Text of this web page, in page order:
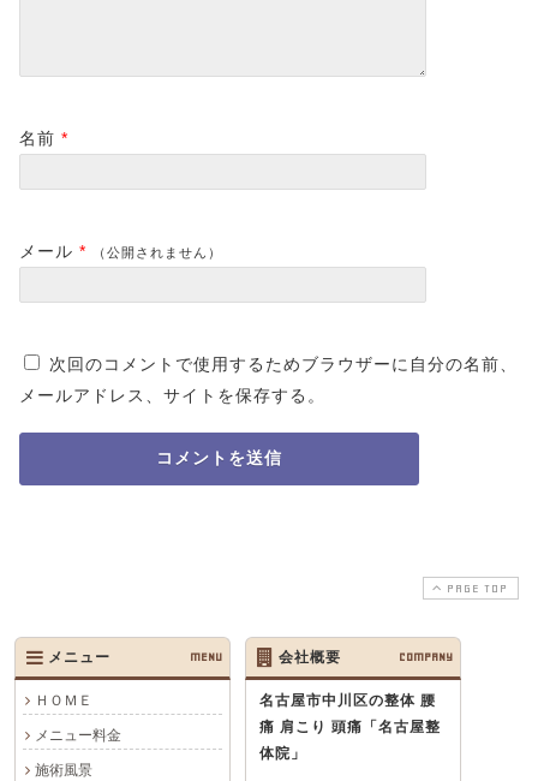
名前 *
メール * （公開されません）
次回のコメントで使用するためブラウザーに自分の名前、
メールアドレス、サイトを保存する。
PAGE TOP
メニュー MENU
ＨＯＭＥ
メニュー料金
施術風景
会社概要 COMPANY
名古屋市中川区の整体 腰
痛 肩こり 頭痛 「名古屋整
体院」